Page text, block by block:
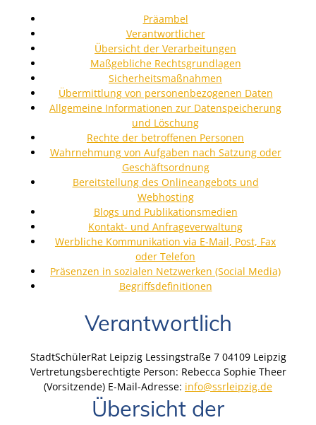
Präambel
Verantwortlicher
Übersicht der Verarbeitungen
Maßgebliche Rechtsgrundlagen
Sicherheitsmaßnahmen
Übermittlung von personenbezogenen Daten
Allgemeine Informationen zur Datenspeicherung
und Löschung
Rechte der betroffenen Personen
Wahrnehmung von Aufgaben nach Satzung oder
Geschäftsordnung
Bereitstellung des Onlineangebots und
Webhosting
Blogs und Publikationsmedien
Kontakt- und Anfrageverwaltung
Werbliche Kommunikation via E-Mail, Post, Fax
oder Telefon
Präsenzen in sozialen Netzwerken (Social Media)
Begriffsdefinitionen
Verantwortlich
StadtSchülerRat Leipzig Lessingstraße 7 04109 Leipzig
Vertretungsberechtigte Person: Rebecca Sophie Theer
(Vorsitzende) E-Mail-Adresse: info@ssrleipzig.de
Übersicht der